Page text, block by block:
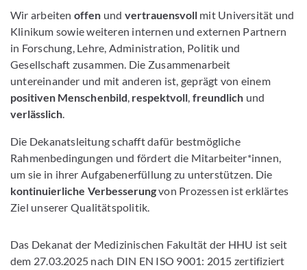
Wir arbeitenoffen und vertrauensvollmit Universität und
Klinikum sowie weiteren internen und externen Partnern
in Forschung, Lehre, Administration, Politik und
Gesellschaft zusammen. Die Zusammenarbeit
untereinander und mit anderen ist, geprägt von einem
positiven Menschenbild,respektvoll, freundlich und
verlässlich.
Die Dekanatsleitung schafft dafür bestmögliche
Rahmenbedingungen und fördert die Mitarbeiter*innen,
um sie in ihrer Aufgabenerfüllung zu unterstützen. Die
kontinuierliche Verbesserungvon Prozessen ist erklärtes
Ziel unserer Qualitätspolitik.
Das Dekanat der Medizinischen Fakultät der HHU ist seit
dem 27.03.2025 nach DIN EN ISO 9001: 2015 zertifiziert